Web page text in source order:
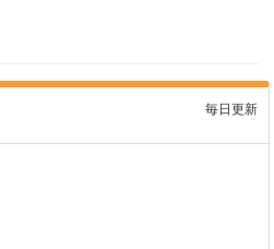
毎日更新